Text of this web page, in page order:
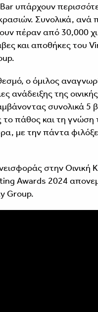
υπάρχουν
Συνολικά, ανά
πέραν από 30,000
και αποθήκες του
ο όμιλος
ανάδειξης της οινικής
συνολικά 5
πάθος και τη γνώση
με την πάντα
στην Οινική
Awards 2024
Group.